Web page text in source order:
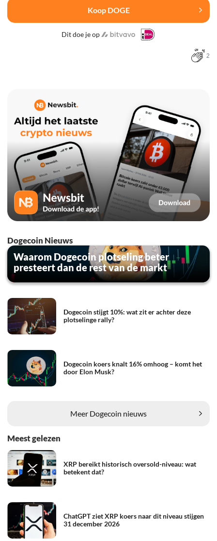
Koop DOGE
Dit doe je op
2
Dogecoin Nieuws
Waarom Dogecoin plotseling beter
presteert dan de rest van de markt
Dogecoin stijgt 10%: wat zit er achter deze
plotselinge rally?
Dogecoin koers knalt 16% omhoog – komt het
door Elon Musk?
Meer Dogecoin nieuws
Meest gelezen
XRP bereikt historisch oversold-niveau: wat
betekent dat?
ChatGPT ziet XRP koers naar dit niveau stijgen
31 december 2026